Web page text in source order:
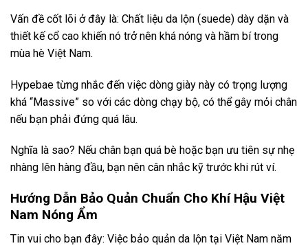
Vấn đề cốt lõi ở đây là: Chất liệu da lộn (suede) dày dặn và
thiết kế cổ cao khiến nó trở nên khá nóng và hầm bí trong
mùa hè Việt Nam.
Hypebae từng nhắc đến việc dòng giày này có trọng lượng
khá “Massive” so với các dòng chạy bộ, có thể gây mỏi chân
nếu bạn phải đứng quá lâu.
Nghĩa là sao? Nếu chân bạn quá bè hoặc bạn ưu tiên sự nhẹ
nhàng lên hàng đầu, bạn nên cân nhắc kỹ trước khi rút ví.
Hướng Dẫn Bảo Quản Chuẩn Cho Khí Hậu Việt
Nam Nóng Ẩm
Tin vui cho bạn đây: Việc bảo quản da lộn tại Việt Nam năm